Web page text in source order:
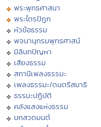
พระพุทธศาสนา
พระไตรปิฏก
หัวข้อธรรม
พจนานุกรมพุทธศาสน์
มิลินทปัญหา
เสียงธรรม
สถานีเพลงธรรมะ
เพลงธรรมะ/ดนตรีสมาธิ
ธรรมะปฏิบัติ
คลังแสงแห่งธรรม
บทสวดมนต์